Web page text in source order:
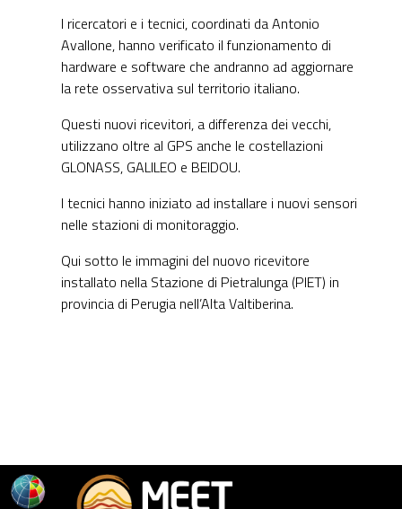
I ricercatori e i tecnici, coordinati da Antonio
Avallone, hanno verificato il funzionamento di
hardware e software che andranno ad aggiornare
la rete osservativa sul territorio italiano.
Questi nuovi ricevitori, a differenza dei vecchi,
utilizzano oltre al GPS anche le costellazioni
GLONASS, GALILEO e BEIDOU.
I tecnici hanno iniziato ad installare i nuovi sensori
nelle stazioni di monitoraggio.
Qui sotto le immagini del nuovo ricevitore
installato nella Stazione di Pietralunga (PIET) in
provincia di Perugia nell’Alta Valtiberina.